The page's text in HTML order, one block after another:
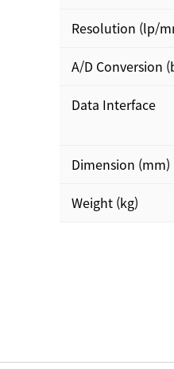
Resolution (lp/
A/D Conversion
Data Interface
Dimension (mm)
Weight (kg)